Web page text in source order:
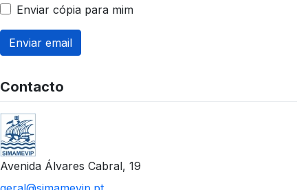
Enviar cópia para mim
Enviar email
Contacto
Avenida Álvares Cabral, 19